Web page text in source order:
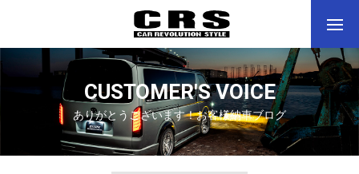
CUSTOMER'S VOICE
ありがとうございます！お客様納車ブログ